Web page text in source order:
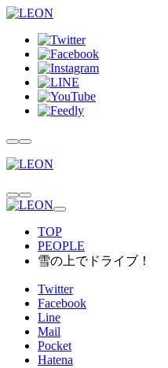
TOP
PEOPLE
雪の上でドライブ！
Twitter
Facebook
Line
Mail
Pocket
Hatena